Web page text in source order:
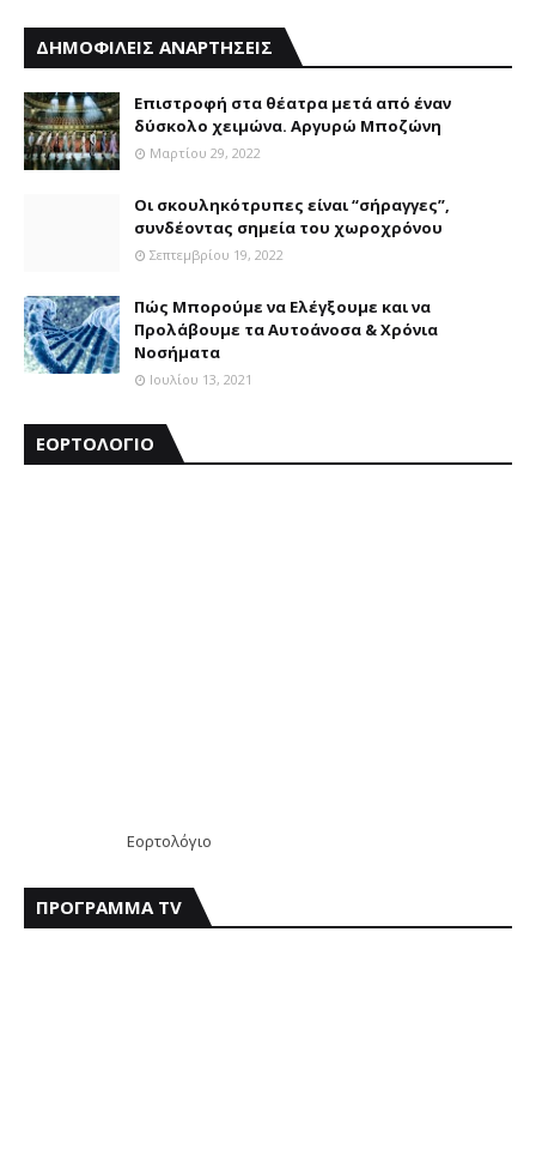
ΔΗΜΟΦΙΛΕΙΣ ΑΝΑΡΤΗΣΕΙΣ
Επιστροφή στα θέατρα μετά από έναν
δύσκολο χειμώνα. Αργυρώ Μποζώνη
Μαρτίου 29, 2022
Οι σκουληκότρυπες είναι “σήραγγες”,
συνδέοντας σημεία του χωροχρόνου
Σεπτεμβρίου 19, 2022
Πώς Μπορούμε να Ελέγξουμε και να
Προλάβουμε τα Αυτοάνοσα & Χρόνια
Νοσήματα
Ιουλίου 13, 2021
ΕΟΡΤΟΛΟΓΙΟ
Εορτολόγιο
ΠΡΟΓΡΑΜΜΑ TV